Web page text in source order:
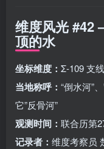
维度风光 #42
顶的水
坐标维度： Σ-109 支
当地称呼： “倒水河”
它”反骨河”
观测时间： 联合历第
记录者： 维度考察员